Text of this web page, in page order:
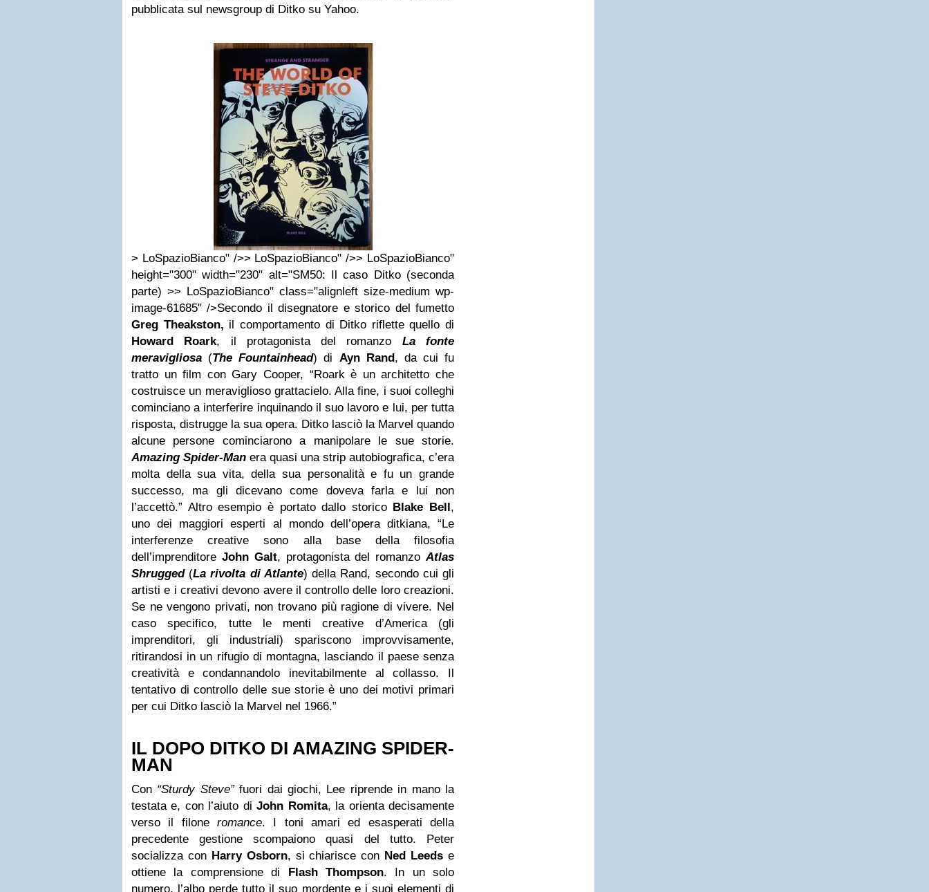
pubblicata sul newsgroup di Ditko su Yahoo.
> LoSpazioBianco" />> LoSpazioBianco" />> LoSpazioBianco"
height="300" width="230" alt="SM50: Il caso Ditko (seconda
parte) >> LoSpazioBianco" class="alignleft size-medium wp-
image-61685" />Secondo il disegnatore e storico del fumetto
Greg Theakston, il comportamento di Ditko riflette quello di
Howard Roark, il protagonista del romanzo La fonte
meravigliosa (The Fountainhead) di Ayn Rand, da cui fu
tratto un film con Gary Cooper, “Roark è un architetto che
costruisce un meraviglioso grattacielo. Alla fine, i suoi colleghi
cominciano a interferire inquinando il suo lavoro e lui, per tutta
risposta, distrugge la sua opera. Ditko lasciò la Marvel quando
alcune persone cominciarono a manipolare le sue storie.
Amazing Spider-Man era quasi una strip autobiografica, c’era
molta della sua vita, della sua personalità e fu un grande
successo, ma gli dicevano come doveva farla e lui non
l’accettò.” Altro esempio è portato dallo storico Blake Bell,
uno dei maggiori esperti al mondo dell’opera ditkiana, “Le
interferenze creative sono alla base della filosofia
dell’imprenditore John Galt, protagonista del romanzoAtlas
Shrugged(La rivolta di Atlante) della Rand, secondo cui gli
artisti e i creativi devono avere il controllo delle loro creazioni.
Se ne vengono privati, non trovano più ragione di vivere. Nel
caso specifico, tutte le menti creative d’America (gli
imprenditori, gli industriali) spariscono improvvisamente,
ritirandosi in un rifugio di montagna, lasciando il paese senza
creatività e condannandolo inevitabilmente al collasso. Il
tentativo di controllo delle sue storie è uno dei motivi primari
per cui Ditko lasciò la Marvel nel 1966.”
IL DOPO DITKO DI AMAZING SPIDER-
MAN
Con “Sturdy Steve”fuori dai giochi, Lee riprende in mano la
testata e, con l’aiuto diJohn Romita, la orienta decisamente
verso il filone romance. I toni amari ed esasperati della
precedente gestione scompaiono quasi del tutto. Peter
socializza con Harry Osborn, si chiarisce con Ned Leeds e
ottiene la comprensione di Flash Thompson. In un solo
numero, l’albo perde tutto il suo mordente e i suoi elementi di